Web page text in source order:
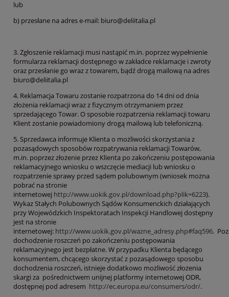
lub
b) przesłane na adres e-mail: biuro@deliitalia.pl
3. Zgłoszenie reklamacji musi nastąpić m.in. poprzez wypełnienie
formularza reklamacji dostępnego w zakładce reklamacje i zwroty
oraz przesłanie go wraz z towarem, bądź drogą mailową na adres
biuro@deliitalia.pl
4. Reklamacja Towaru zostanie rozpatrzona do 14 dni od dnia
złożenia reklamacji wraz z fizycznym otrzymaniem przez
sprzedającego Towar. O sposobie rozpatrzenia reklamacji towaru
Klient zostanie powiadomiony drogą mailową lub telefoniczną.
5. Sprzedawca informuje Klienta o możliwości skorzystania z
pozasądowych sposobów rozpatrywania reklamacji Towarów,
m.in. poprzez złożenie przez Klienta po zakończeniu postępowania
reklamacyjnego wniosku o wszczęcie mediacji lub wniosku o
rozpatrzenie sprawy przed sądem polubownym (wniosek można
pobrać na stronie
internetowej http://www.uokik.gov.pl/download.php?plik=6223).
Wykaz Stałych Polubownych Sądów Konsumenckich działających
przy Wojewódzkich Inspektoratach Inspekcji Handlowej dostępny
jest na stronie
internetowej: http://www.uokik.gov.pl/wazne_adresy.php#faq596.
dochodzenie roszczeń po zakończeniu postępowania
reklamacyjnego jest bezpłatne. W przypadku Klienta będącego
konsumentem, chcącego skorzystać z pozasądowego sposobu
dochodzenia roszczeń, istnieje dodatkowo możliwość złożenia
skargi za pośrednictwem unijnej platformy internetowej ODR,
dostępnej pod adresem http://ec.europa.eu/consumers/odr/.